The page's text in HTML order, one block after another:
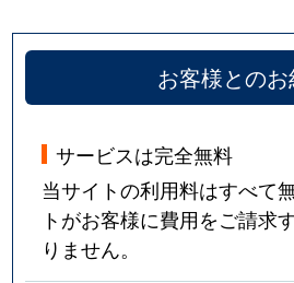
お客様との
サービスは完全無料
当サイトの利用料はすべて
トがお客様に費用をご請求
りません。